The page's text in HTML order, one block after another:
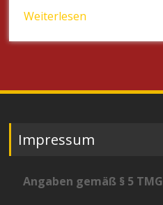
Weiterlesen
Impressum
Angaben gemäß § 5 TMG